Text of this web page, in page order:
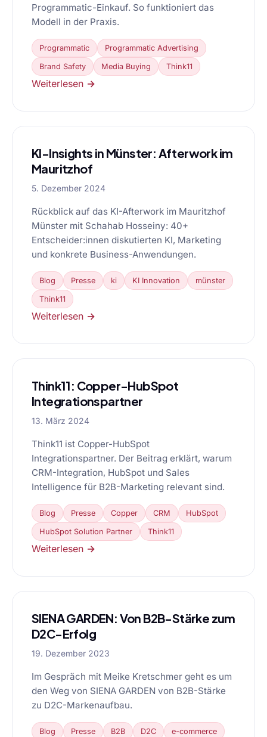
Programmatic-Einkauf. So funktioniert das
Modell in der Praxis.
Programmatic Programmatic Advertising
Brand Safety Media Buying Think11
Weiterlesen →
KI-Insights in Münster: Afterwork im
Mauritzhof
5. Dezember 2024
Rückblick auf das KI-Afterwork im Mauritzhof
Münster mit Schahab Hosseiny: 40+
Entscheider:innen diskutierten KI, Marketing
und konkrete Business-Anwendungen.
Blog Presse ki KI Innovation münster
Think11
Weiterlesen →
Think11: Copper-HubSpot
Integrationspartner
13. März 2024
Think11 ist Copper-HubSpot
Integrationspartner. Der Beitrag erklärt, warum
CRM-Integration, HubSpot und Sales
Intelligence für B2B-Marketing relevant sind.
Blog Presse Copper CRM HubSpot
HubSpot Solution Partner Think11
Weiterlesen →
SIENA GARDEN: Von B2B-Stärke zum
D2C-Erfolg
19. Dezember 2023
Im Gespräch mit Meike Kretschmer geht es um
den Weg von SIENA GARDEN von B2B-Stärke
zu D2C-Markenaufbau.
Blog Presse B2B D2C e-commerce